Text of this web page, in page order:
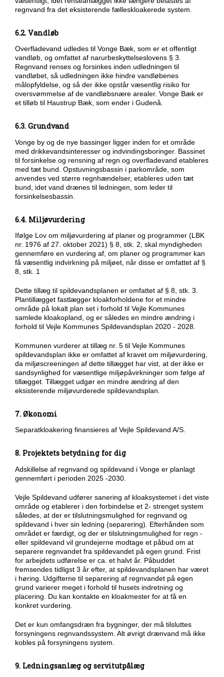
regnvand fra det eksisterende fælleskloakerede system.
6.2. Vandløb
Overfladevand udledes til Vonge Bæk, som er et offentligt
vandløb, og omfattet af narurbeskyttelseslovens § 3.
Regnvand renses og forsinkes inden udledningen til
vandløbet, så udledningen ikke hindre vandløbenes
målopfyldelse, og så der ikke opstår væsentlig risiko for
oversvømmelse af de vandløbsnære arealer. Vonge Bæk er
et tilløb til Haustrup Bæk, som ender i Gudenå.
6.3. Grundvand
Vonge by og de nye bassinger ligger inden for et område
med drikkevandsinteresser og indvindingsboringer. Bassinet
til forsinkelse og rensning af regn og overfladevand etableres
med tæt bund. Opstuvningsbassin i parkområde, som
anvendes ved større regnhændelser, etableres uden tæt
bund, idet vand drænes til ledningen, som leder til
forsinkelsesbassin.
6.4. Miljøvurdering
Ifølge Lov om miljøvurdering af planer og programmer (LBK
nr. 1976 af 27. oktober 2021) § 8, stk. 2, skal myndigheden
gennemføre en vurdering af, om planer og programmer kan
få væsentlig indvirkning på miljøet, når disse er omfattet af §
8, stk. 1
Dette tillæg til spildevandsplanen er omfattet af § 8, stk. 3.
Plantillægget fastlægger kloakforholdene for et mindre
område på lokalt plan set i forhold til Vejle Kommunes
samlede kloakopland, og er således en mindre ændring i
forhold til Vejle Kommunes Spildevandsplan 2020 - 2028.
Kommunen vurderer at tillæg nr. 5 til Vejle Kommunes
spildevandsplan ikke er omfattet af kravet om miljøvurdering,
da miljøscreeningen af dette tillægget har vist, at der ikke er
sandsynlighed for væsentlige miljøpåvirkninger som følge af
tillægget. Tillægget udgør en mindre ændring af den
eksisterende miljøvurderede spildevandsplan.
7. Økonomi
Separatkloakering finansieres af Vejle Spildevand A/S.
8. Projektets betydning for dig
Adskillelse af regnvand og spildevand i Vonge er planlagt
gennemført i perioden 2025 -2030.
Vejle Spildevand udfører sanering af kloaksystemet i det viste
område og etablerer i den forbindelse et 2- strenget system
således, at der er tilslutningsmulighed for regnvand og
spildevand i hver sin ledning (separering). Efterhånden som
området er færdigt, og der er tilslutningsmulighed for regn -
eller spildevand vil grundejerne modtage et påbud om at
separere regnvandet fra spildevandet på egen grund. Frist
for arbejdets udførelse er ca. et halvt år. Påbuddet
fremsendes tidligst 3 år efter, at spildevandsplanen har været
i høring. Udgifterne til separering af regnvandet på egen
grund varierer meget i forhold til husets indretning og
placering. Du kan kontakte en kloakmester for at få en
konkret vurdering.
Det er kun omfangsdræn fra bygninger, der må tilsluttes
forsyningens regnvandssystem. Alt øvrigt drænvand må ikke
kobles på forsyningens system.
9. Ledningsanlæg og servitutpålæg